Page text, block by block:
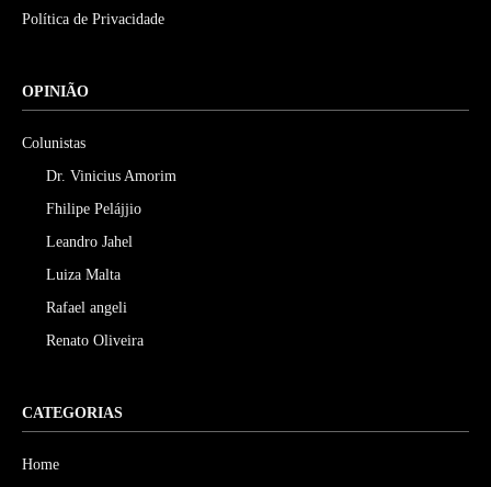
Política de Privacidade
OPINIÃO
Colunistas
Dr. Vinicius Amorim
Fhilipe Pelájjio
Leandro Jahel
Luiza Malta
Rafael angeli
Renato Oliveira
CATEGORIAS
Home